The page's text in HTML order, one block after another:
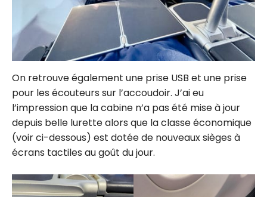
On retrouve également une prise USB et une prise
pour les écouteurs sur l’accoudoir. J’ai eu
l’impression que la cabine n’a pas été mise à jour
depuis belle lurette alors que la classe économique
(voir ci-dessous) est dotée de nouveaux sièges à
écrans tactiles au goût du jour.